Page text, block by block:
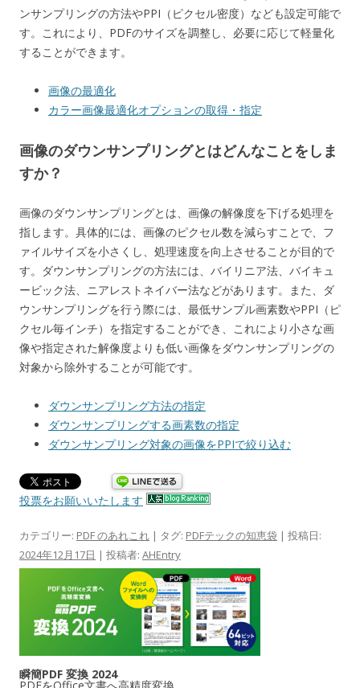
ンサンプリングの方法やPPI（ピクセル密度）なども設定可能で
す。これにより、PDFのサイズを調整し、必要に応じて軽量化
することができます。
画像の最適化
カラー画像最適化オプションの取得・指定
画像のダウンサンプリングとはどんなことをしま
すか？
画像のダウンサンプリングとは、画像の解像度を下げる処理を
指します。具体的には、画像のピクセル数を減らすことで、フ
ァイルサイズを小さくし、処理速度を向上させることが目的で
す。ダウンサンプリングの方法には、バイリニア法、バイキュ
ービック法、ニアレストネイバー法などがあります。また、ダ
ウンサンプリングを行う際には、最低サンプル画素数やPPI（ピ
クセル毎インチ）を指定することができ、これにより小さな画
像や指定された解像度よりも低い画像をダウンサンプリングの
対象から除外することが可能です。
ダウンサンプリング方法の指定
ダウンサンプリングする画素数の指定
ダウンサンプリング対象の画像をPPIで絞り込む
投票をお願いいたします
カテゴリー: PDF のあれこれ | タグ: PDFテックの知恵袋 | 投稿日:
2024年12月17日 | 投稿者: AHEntry
瞬簡PDF 変換 2024